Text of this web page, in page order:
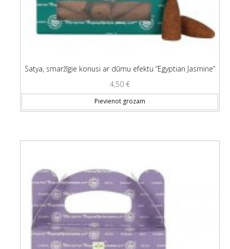
Satya, smaržīgie konusi ar dūmu efektu “Egyptian Jasmine”
4,50 €
Pievienot grozam